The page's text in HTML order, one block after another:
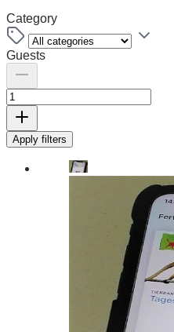
Category
Guests
Apply filters